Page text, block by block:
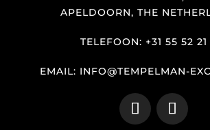
APELDOORN, THE
TELEFOON: +31 55 52 21
EMAIL: INFO@TEMPELMAN-